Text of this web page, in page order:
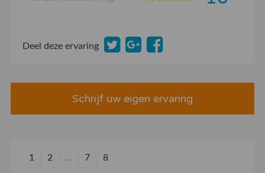
Deel deze ervaring
Schrijf uw eigen ervaring
1 2 ... 7 8